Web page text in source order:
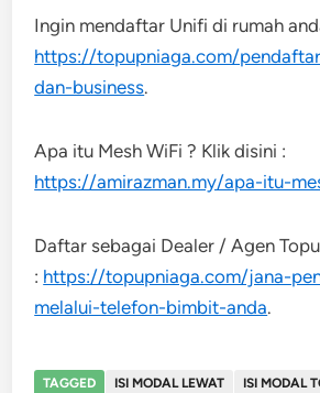
Ingin mendaftar Unifi di rumah
https://topupniaga.com/
dan-business.
Apa itu Mesh WiFi ? Klik disini :
https://amirazman.my/apa-itu-
Daftar sebagai Dealer / Agen
: https://topupniaga.com/jana-
melalui-telefon-bimbit-anda.
TAGGED ISI MODAL LEWAT
ISI MODAL